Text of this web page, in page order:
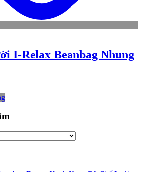
I-Relax Beanbag Nhung